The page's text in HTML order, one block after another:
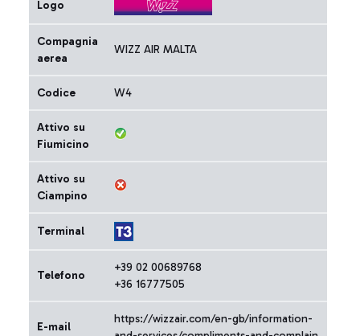
Logo
Compagnia
aerea
WIZZ AIR MALTA
Codice W4
Attivo su
Fiumicino
Attivo su
Ciampino
Terminal
Telefono
+39 02 00689768
+36 16777505
E-mail
https://wizzair.com/en-gb/information-